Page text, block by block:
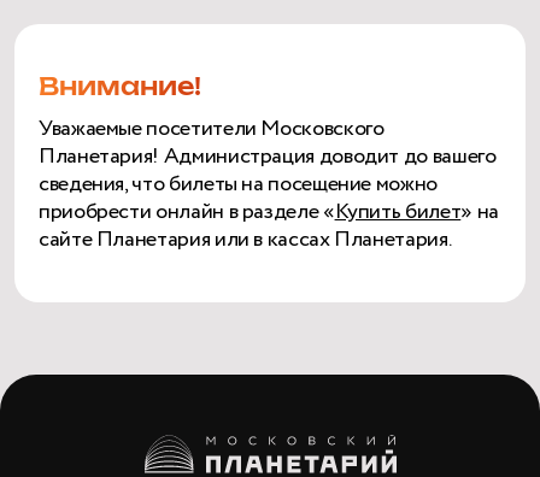
Внимание!
Уважаемые посетители Московского
Планетария! Администрация доводит до вашего
сведения, что билеты на посещение можно
приобрести онлайн в разделе «Купить билет» на
сайте Планетария или в кассах Планетария.